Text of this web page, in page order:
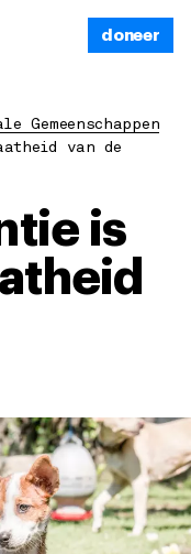
doneer
Gemeenschappen
van de
is